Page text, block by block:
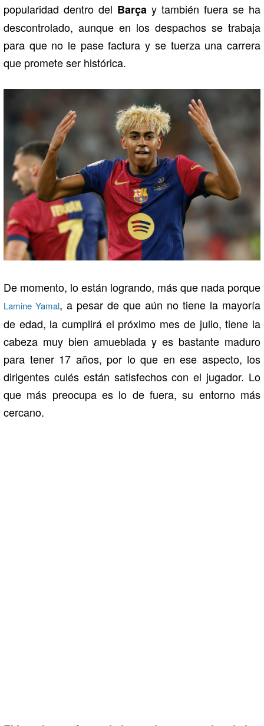
popularidad dentro del Barça y también fuera se ha
descontrolado, aunque en los despachos se trabaja
para que no le pase factura y se tuerza una carrera
que promete ser histórica.
De momento, lo están logrando, más que nada porque
Lamine Yamal, a pesar de que aún no tiene la mayoría
de edad, la cumplirá el próximo mes de julio, tiene la
cabeza muy bien amueblada y es bastante maduro
para tener 17 años, por lo que en ese aspecto, los
dirigentes culés están satisfechos con el jugador. Lo
que más preocupa es lo de fuera, su entorno más
cercano.